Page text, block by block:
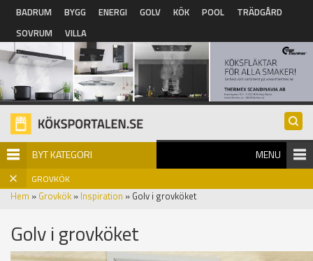
Hoppa till huvudinnehåll
BADRUM BYGG ENERGI GOLV KÖK POOL
TRÄDGÅRD
SOVRUM
VILLA
BYT KATEGORI MENU
GROVKÖK
Hem » Grovkök » Inspiration » Golv i grovköket
Golv i grovköket